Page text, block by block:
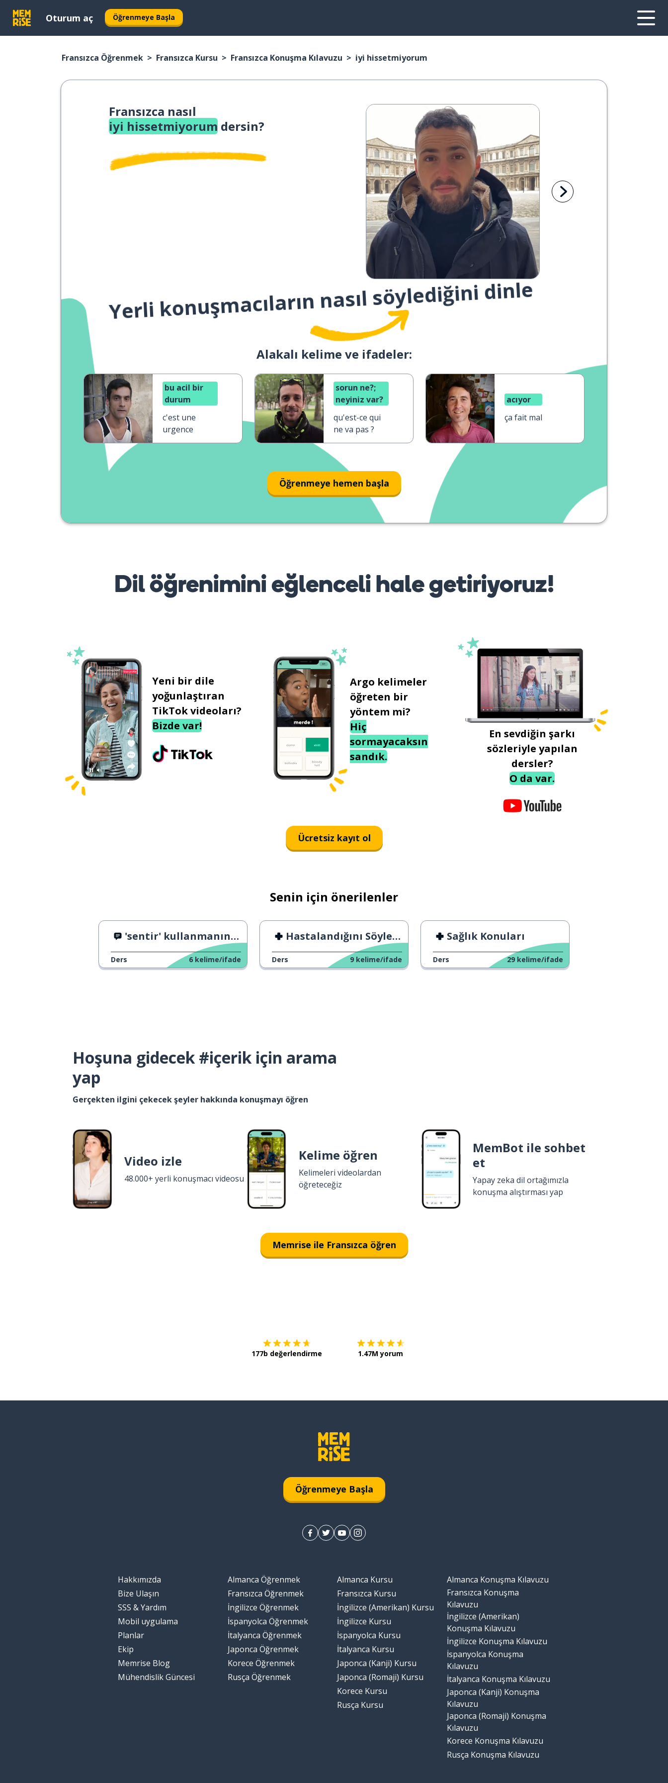
Oturum aç Öğrenmeye Başla
Fransızca Öğrenmek Fransızca Kursu Fransızca Konuşma Kılavuzu iyi hissetmiyorum
Fransızca nasıl
iyi hissetmiyorum dersin?
Yerli konuşmacıların nasıl söylediğini dinle
Alakalı kelime ve ifadeler:
bu acil bir
durum
c'est une
urgence
sorun ne?;
neyiniz var?
qu'est-ce qui
ne va pas ?
acıyor
ça fait mal
Öğrenmeye hemen başla
Dil öğrenimini eğlenceli hale getiriyoruz!
Yeni bir dile
yoğunlaştıran
TikTok videoları?
Bizde var!
Argo kelimeler
öğreten bir
yöntem mi?
Hiç
sormayacaksın
sandık.
En sevdiğin şarkı
sözleriyle yapılan
dersler?
O da var.
Ücretsiz kayıt ol
Senin için önerilenler
'sentir' kullanmanın 3 yolu
Ders 6 kelime/ifade
Hastalandığını Söylemenin 3 Yolu
Ders 9 kelime/ifade
Sağlık Konuları
Ders 29 kelime/ifade
Hoşuna gidecek #içerik için arama
yap
Gerçekten ilgini çekecek şeyler hakkında konuşmayı öğren
Video izle
48.000+ yerli konuşmacı videosu
Kelime öğren
Kelimeleri videolardan
öğreteceğiz
MemBot ile sohbet
et
Yapay zeka dil ortağımızla
konuşma alıştırması yap
Memrise ile Fransızca öğren
177b değerlendirme 1.47M yorum
Öğrenmeye Başla
Hakkımızda
Bize Ulaşın
SSS & Yardım
Mobil uygulama
Planlar
Ekip
Memrise Blog
Mühendislik Güncesi
Almanca Öğrenmek
Fransızca Öğrenmek
İngilizce Öğrenmek
İspanyolca Öğrenmek
İtalyanca Öğrenmek
Japonca Öğrenmek
Korece Öğrenmek
Rusça Öğrenmek
Almanca Kursu
Fransızca Kursu
İngilizce (Amerikan) Kursu
İngilizce Kursu
İspanyolca Kursu
İtalyanca Kursu
Japonca (Kanji) Kursu
Japonca (Romaji) Kursu
Korece Kursu
Rusça Kursu
Almanca Konuşma Kılavuzu
Fransızca Konuşma
Kılavuzu
İngilizce (Amerikan)
Konuşma Kılavuzu
İngilizce Konuşma Kılavuzu
İspanyolca Konuşma
Kılavuzu
İtalyanca Konuşma Kılavuzu
Japonca (Kanji) Konuşma
Kılavuzu
Japonca (Romaji) Konuşma
Kılavuzu
Korece Konuşma Kılavuzu
Rusça Konuşma Kılavuzu